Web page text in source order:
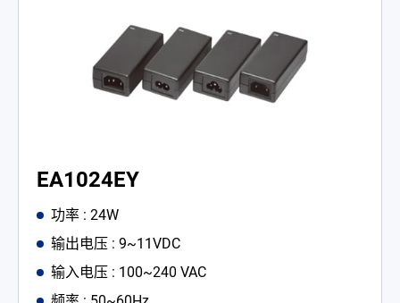
EA1024EY
功率 : 24W
输出电压 : 9~11VDC
输入电压 : 100~240 VAC